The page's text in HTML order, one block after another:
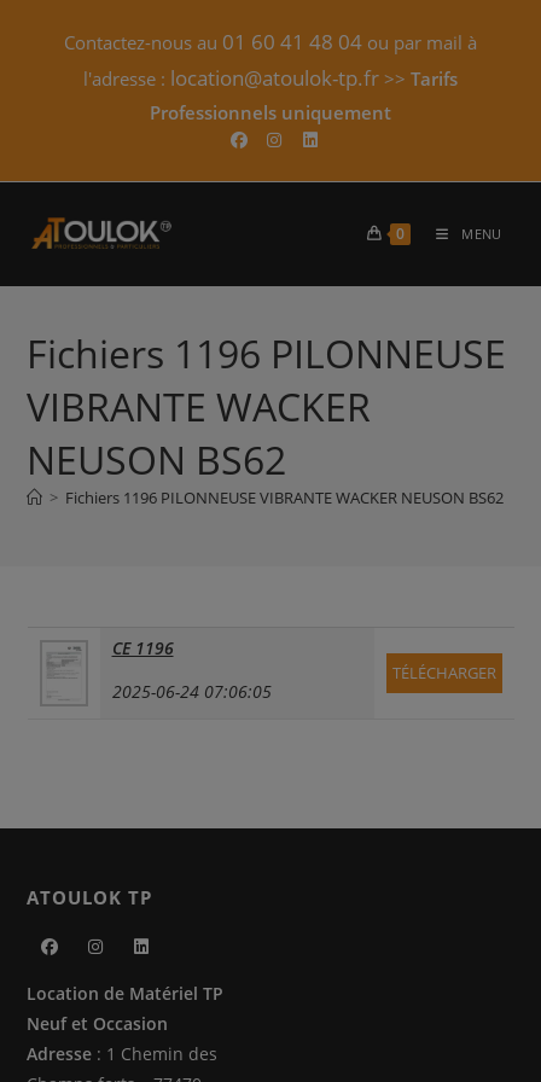
Contactez-nous au 01 60 41 48 04 ou par mail à
l'adresse : location@atoulok-tp.fr >> Tarifs
Professionnels uniquement​
0 MENU
Fichiers 1196 PILONNEUSE
VIBRANTE WACKER
NEUSON BS62
> Fichiers 1196 PILONNEUSE VIBRANTE WACKER NEUSON BS62
CE 1196
2025-06-24 07:06:05
TÉLÉCHARGER
ATOULOK TP
dans
un
nouvel
dans
un
nouvel
dans
un
nouvel
Location de Matériel TP
Neuf et Occasion
Adresse : 1 Chemin des